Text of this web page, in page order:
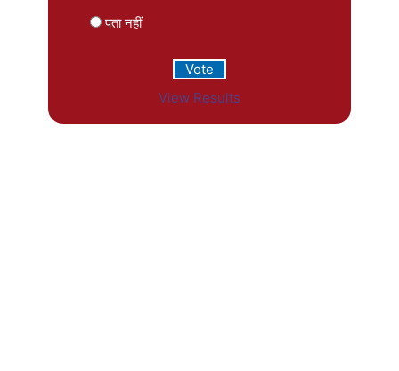
पता नहीं
View Results